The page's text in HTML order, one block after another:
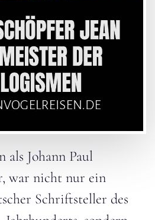
als Johann Paul
war nicht nur ein
Schriftsteller des